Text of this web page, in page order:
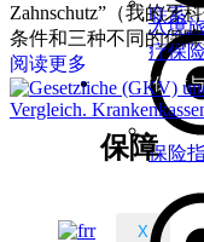
联系
保险
X
入境
疗保
财富保障
保障
Zahnschutz”（我的牙
条件和三种不同的保
阅读更多